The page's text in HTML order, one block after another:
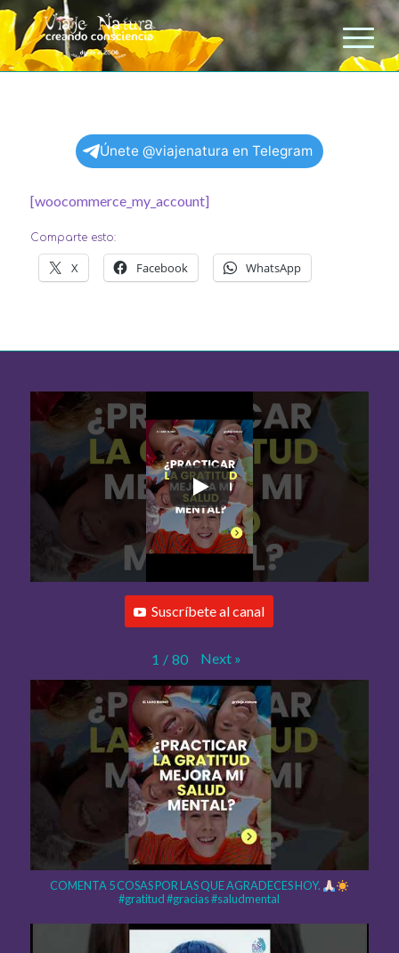
Únete @viajenatura en Telegram
[woocommerce_my_account]
Comparte esto:
X Facebook WhatsApp
Suscríbete al canal
1 / 80 Next »
COMENTA 5 COSAS POR LAS QUE AGRADECES HOY.
#gratitud #gracias #saludmental